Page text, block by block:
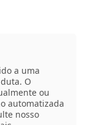
a uma
O
ou
automatizada
nosso